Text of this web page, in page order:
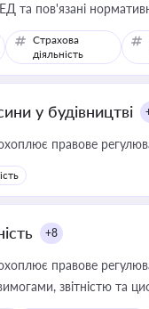
та пов'язані
Страхова
діяльність
у будівництві
правове
+8
правове
звітністю та